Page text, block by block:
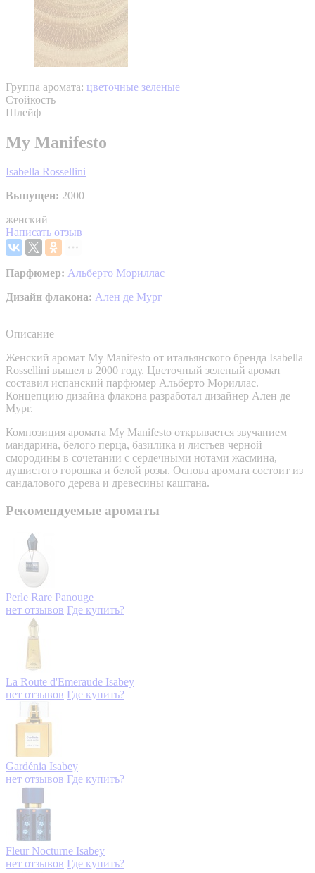
Группа аромата: цветочные зеленые
Стойкость
Шлейф
My Manifesto
Isabella Rossellini
Выпущен: 2000
женский
Написать отзыв
Парфюмер: Альберто Мориллас
Дизайн флакона: Ален де Мург
Описание
Женский аромат My Manifesto от итальянского бренда Isabella
Rossellini вышел в 2000 году. Цветочный зеленый аромат
составил испанский парфюмер Альберто Мориллас.
Концепцию дизайна флакона разработал дизайнер Ален де
Мург.
Композиция аромата My Manifesto открывается звучанием
мандарина, белого перца, базилика и листьев черной
смородины в сочетании с сердечными нотами жасмина,
душистого горошка и белой розы. Основа аромата состоит из
сандалового дерева и древесины каштана.
Рекомендуемые ароматы
Perle Rare Panouge
нет отзывов Где купить?
La Route d'Emeraude Isabey
нет отзывов Где купить?
Gardénia Isabey
нет отзывов Где купить?
Fleur Nocturne Isabey
нет отзывов Где купить?